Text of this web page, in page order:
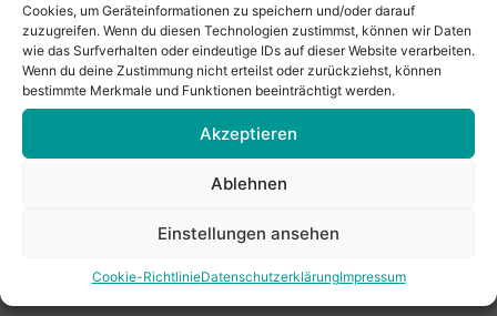
Cookies, um Geräteinformationen zu speichern und/oder darauf
zuzugreifen. Wenn du diesen Technologien zustimmst, können wir Daten
wie das Surfverhalten oder eindeutige IDs auf dieser Website verarbeiten.
Wenn du deine Zustimmung nicht erteilst oder zurückziehst, können
bestimmte Merkmale und Funktionen beeinträchtigt werden.
Akzeptieren
Ablehnen
Einstellungen ansehen
Cookie-RichtlinieDatenschutzerklärungImpressum
Ort
Communität Christusbruderschaft Selbitz
Beginn
mit dem Kaffeetrinken ab 13:30 Uhr
nach dem Mittagessen 13:00 Uhr
Teilnahmebetrag